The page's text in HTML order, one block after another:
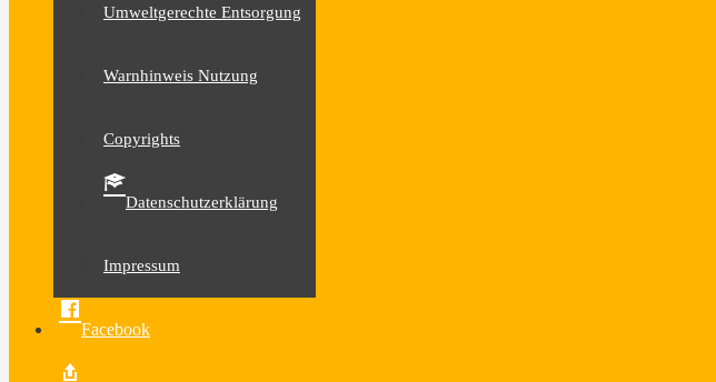
Umweltgerechte Entsorgung
Warnhinweis Nutzung
Copyrights
Datenschutzerklärung
Impressum
Facebook